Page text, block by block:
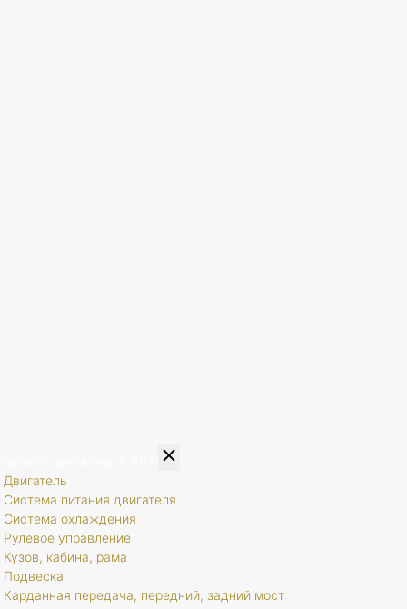
Двигатель
Система питания двигателя
Система охлаждения
Рулевое управление
Кузов, кабина, рама
Подвеска
Карданная передача, передний, задний мост